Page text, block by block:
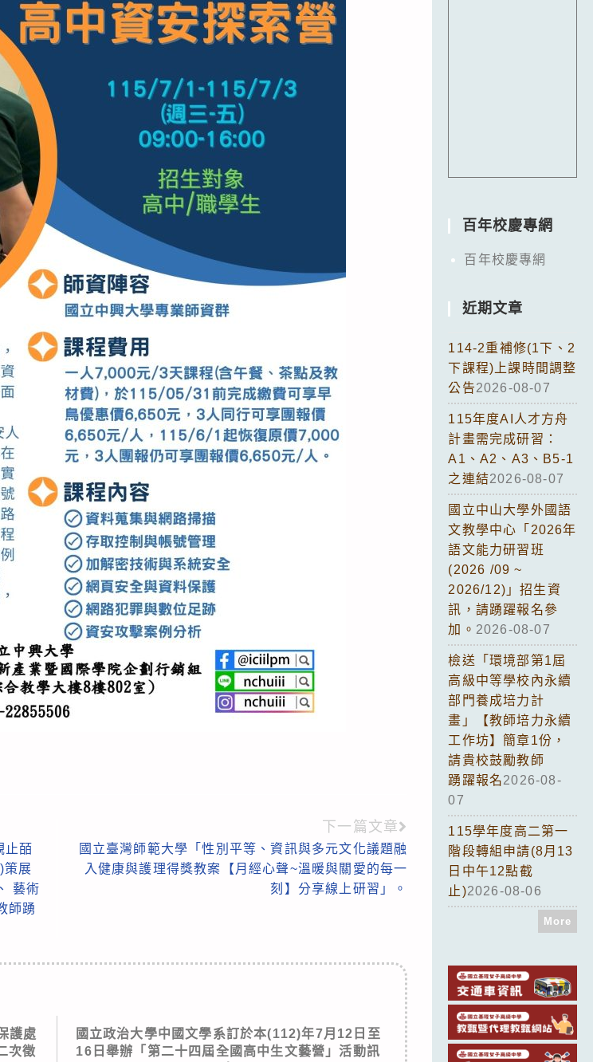
止皕
策展
藝術
師踴
下一篇文章
國立臺灣師範大學「性別平等、資訊與多元文化議題融
入健康與護理得獎教案【月經心聲~溫暖與關愛的每一
刻】分享線上研習」。
護處
次徵
國立政治大學中國文學系訂於本(112)年7月12日至
16日舉辦「第二十四屆全國高中生文藝營」活動訊
百年校慶專網
百年校慶專網
近期文章
114-2重補修(1下、2
下課程)上課時間調整
公告2026-08-07
115年度AI人才方舟
計畫需完成研習：
A1、A2、A3、B5-1
之連結2026-08-07
國立中山大學外國語
文教學中心「2026年
語文能力研習班
(2026 /09 ~
2026/12)」招生資
訊，請踴躍報名參
加。 2026-08-07
檢送「環境部第1屆
高級中等學校內永續
部門養成培力計
畫」【教師培力永續
工作坊】簡章1份，
請貴校鼓勵教師
踴躍報名2026-08-
07
115學年度高二第一
階段轉組申請(8月13
日中午12點截
止)2026-08-06
More